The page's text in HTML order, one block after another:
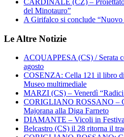
del Minotauro”
A Girifalco si conclude “Nuovo
Le Altre Notizie
ACQUAPPESA (CS) / Serata
agosto
COSENZA: Cella 121 il libro
Museo multimediale
MARZI (CS) – Venerdì
CORIGLIANO ROSSANO –
Majorana alla Diga Farneto
DIAMANTE – Vicoli in
Belcastro (CS) il 28 ritorna il